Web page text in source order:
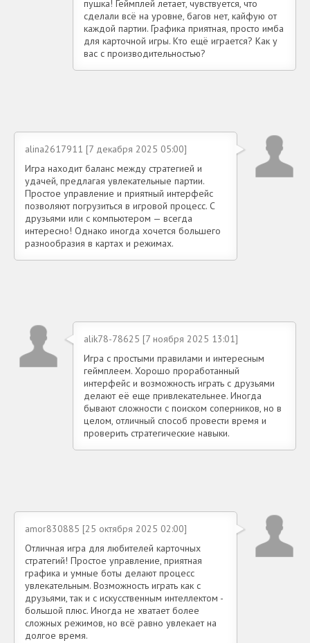
пушка! Геймплей летает, чувствуется, что
сделали всё на уровне, багов нет, кайфую от
каждой партии. Графика приятная, просто имба
для карточной игры. Кто ещё играется? Как у
вас с производительностью?
alina2617911 [7 декабря 2025 05:00]
Игра находит баланс между стратегией и
удачей, предлагая увлекательные партии.
Простое управление и приятный интерфейс
позволяют погрузиться в игровой процесс. С
друзьями или с компьютером — всегда
интересно! Однако иногда хочется большего
разнообразия в картах и режимах.
alik78-78625 [7 ноября 2025 13:01]
Игра с простыми правилами и интересным
геймплеем. Хорошо проработанный
интерфейс и возможность играть с друзьями
делают её еще привлекательнее. Иногда
бывают сложности с поиском соперников, но в
целом, отличный способ провести время и
проверить стратегические навыки.
amor830885 [25 октября 2025 02:00]
Отличная игра для любителей карточных
стратегий! Простое управление, приятная
графика и умные боты делают процесс
увлекательным. Возможность играть как с
друзьями, так и с искусственным интеллектом -
большой плюс. Иногда не хватает более
сложных режимов, но всё равно увлекает на
долгое время.